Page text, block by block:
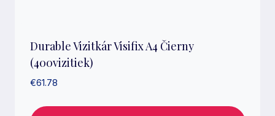
Durable Vizitkár Visifix A4 Čierny
(400vizitiek)
€61.78